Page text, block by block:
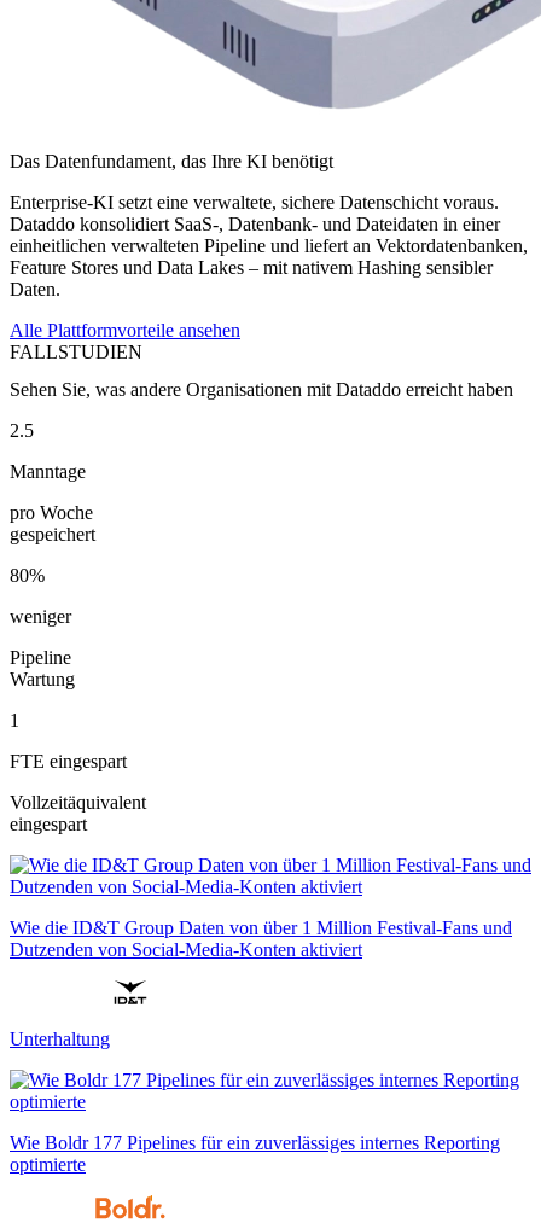
Das Datenfundament, das Ihre KI benötigt
Enterprise-KI setzt eine verwaltete, sichere Datenschicht voraus.
Dataddo konsolidiert SaaS-, Datenbank- und Dateidaten in einer
einheitlichen verwalteten Pipeline und liefert an Vektordatenbanken,
Feature Stores und Data Lakes – mit nativem Hashing sensibler
Daten.
Alle Plattformvorteile ansehen
FALLSTUDIEN
Sehen Sie, was andere Organisationen mit Dataddo erreicht haben
2.5
Manntage
pro Woche
gespeichert
80%
weniger
Pipeline
Wartung
1
FTE eingespart
Vollzeitäquivalent
eingespart
Wie die ID&T Group Daten von über 1 Million Festival-Fans und
Dutzenden von Social-Media-Konten aktiviert
Unterhaltung
Wie Boldr 177 Pipelines für ein zuverlässiges internes Reporting
optimierte